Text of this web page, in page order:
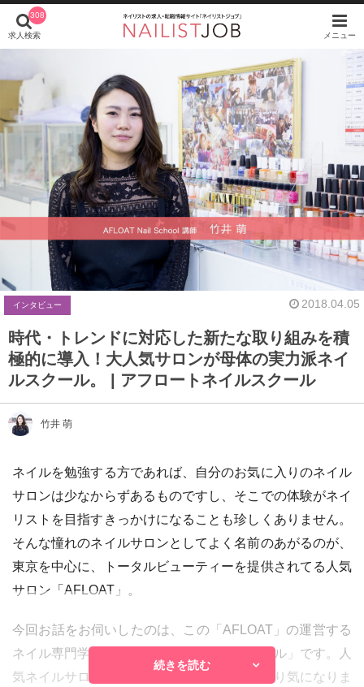
308
求人検索 メニュー
インタビュー 2018.04.05
時代・トレンドに対応した新たな取り組みを積
極的に導入！大人気サロンが母体の実力派ネイ
ルスクール。 | アフロートネイルスクール
竹井 萌
ネイルを勉強する方であれば、自分のお気に入りのネイル
サロンは少なからずあるものですし、そこでの体験がネイ
リストを目指すきっかけになることも珍しくありません。
そんな憧れのネイルサロンとしてよく名前のあがるのが、
東京を中心に、トータルビューティーを提供されてる人気
サロン「AFLOAT」。
今回お話をお伺いしたのは、この「AFLOAT」の運営する
ネイル専門学校、「アフロートネイルスクール」です。人
気ネイルサロンの直営専門学校の様子はやはり気になりま
続きを読む